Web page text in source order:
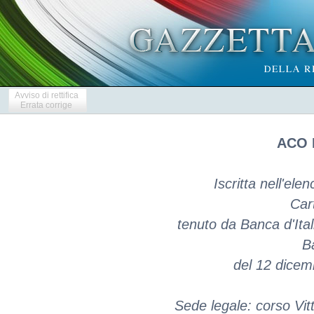
Avviso di rettifica
Errata corrige
ACO
Iscritta
tenuto da Banca
del 12
Sede legale: corso